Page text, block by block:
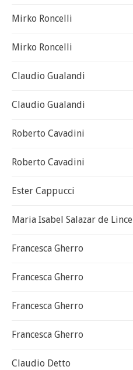
Mirko Roncelli
Mirko Roncelli
Claudio Gualandi
Claudio Gualandi
Roberto Cavadini
Roberto Cavadini
Ester Cappucci
Maria Isabel Salazar de Lince
Francesca Gherro
Francesca Gherro
Francesca Gherro
Francesca Gherro
Claudio Detto